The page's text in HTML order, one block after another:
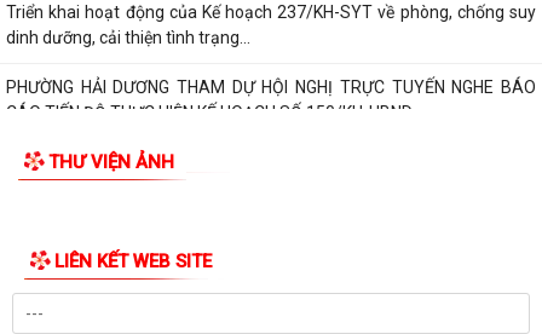
Triển khai hoạt động của Kế hoạch 237/KH-SYT về phòng, chống suy
dinh dưỡng, cải thiện tình trạng...
PHƯỜNG HẢI DƯƠNG THAM DỰ HỘI NGHỊ TRỰC TUYẾN NGHE BÁO
CÁO TIẾN ĐỘ THỰC HIỆN KẾ HOẠCH SỐ 150/KH-UBND
THƯ VIỆN ẢNH